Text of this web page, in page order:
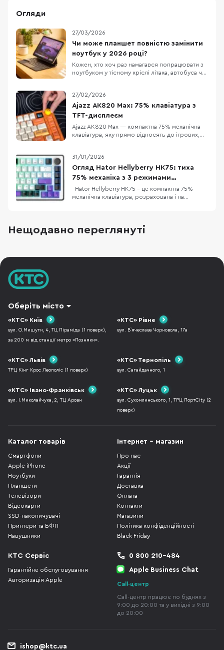
Огляди
27/03/2026
Чи може планшет повністю замінити
ноутбук у 2026 році?
Кожен, хто хоч раз намагався попрацювати з
ноутбуком у тісному кріслі літака, автобуса чи
габаритний блок живлення та постійна
нестача місця. Саме тому все більше
фрилансерів, студентів та людей у
відрядженнях замислюют
27/02/2026
Ajazz AK820 Max: 75% клавіатура з
TFT-дисплеєм
Ajazz AK820 Max — компактна 75% механічна
клавіатура, яку прямо відносять до ігрових,
живлення та три режими підключення
(дротовий, Bluetooth 5.0 і радіо 2.4 ГГц). У
версії з помітним оранжевим кольором
31/01/2026
Огляд Hator Hellyberry HK75: тиха
75% механіка з 3 режимами
підключення
механічна клавіатура, розрахована і на
заводі. Це забезпечує надзвичайно плавний
хід клавіш та блискавичний відгук без зайво
Нещодавно переглянуті
Оберіть місто
«КТС» Київ
вул. О.Мишуги, 4, ТЦ Піраміда (1 поверх),
за 200 м від станції метро «Позняки».
«КТС» Рівне
вул. В`ячеслава Чорновола, 17а
«КТС» Львів
ТРЦ Кінг Крос Леополіс (1 поверх)
«КТС» Тернопіль
вул. Сагайдачного, 1
«КТС» Івано-Франківськ
вул. І.Миколайчука, 2, ТЦ Арсен
«КТС» Луцьк
вул. Сухомлинського, 1, ТРЦ ПортCity (2
поверх)
Каталог товарів
Смартфони
Apple iPhone
Ноутбуки
Планшети
Телевізори
Відеокарти
SSD-накопичувачі
Принтери та БФП
Навушники
Інтернет - магазин
Про нас
Акції
Гарантія
Доставка
Оплата
Контакти
Магазини
Політика конфіденційності
Black Friday
КТС Сервіс
Гарантійне обслуговування
Авторизація Apple
0 800 210-484
Apple Business Chat
Call-центр
Call-центр працює по буднях з
9:00 до 20:00 та у вихідні з 9:00
до 20:00
ishop@ktc.ua